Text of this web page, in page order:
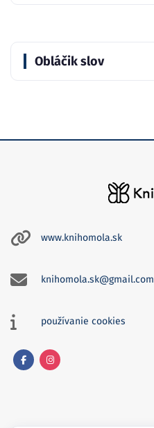
Obláčik slov
www.knihomola.sk
knihomola.sk@gmail.com
používanie cookies